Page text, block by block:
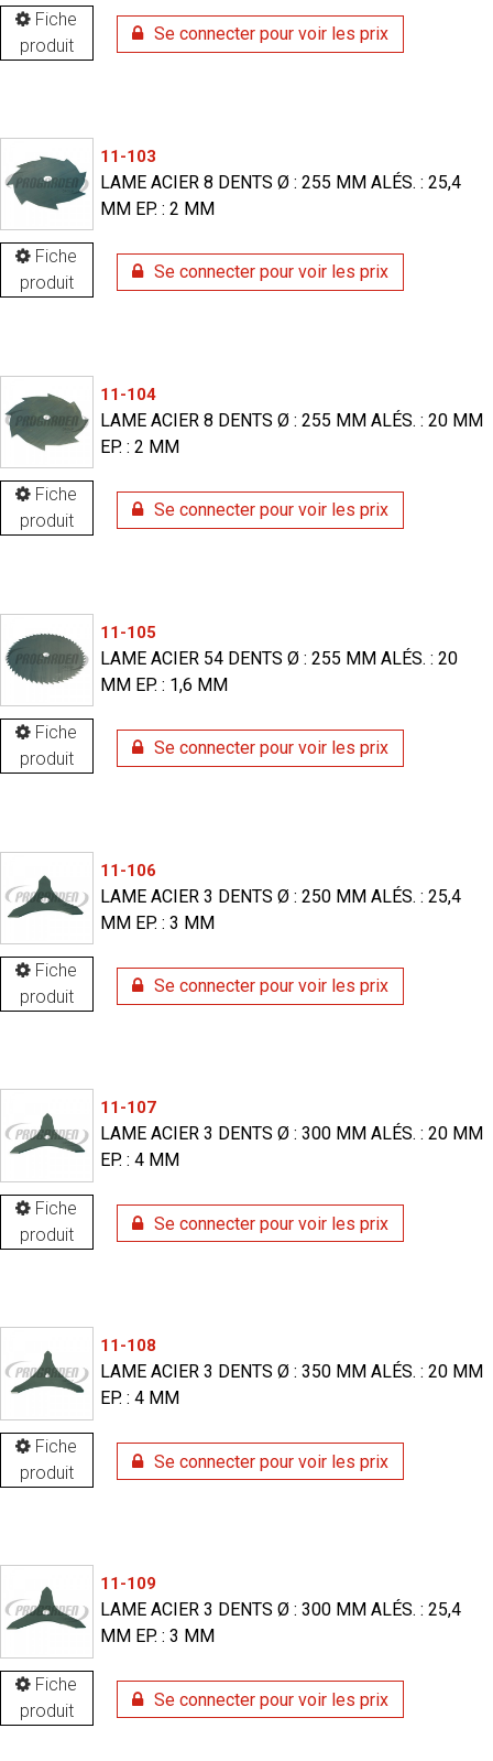
Fiche
produit
Se connecter pour voir les prix
Fiche
produit
11-103
LAME ACIER 8 DENTS Ø : 255 MM ALÉS. : 25,4
MM EP. : 2 MM
Se connecter pour voir les prix
Fiche
produit
11-104
LAME ACIER 8 DENTS Ø : 255 MM ALÉS. : 20 MM
EP. : 2 MM
Se connecter pour voir les prix
Fiche
produit
11-105
LAME ACIER 54 DENTS Ø : 255 MM ALÉS. : 20
MM EP. : 1,6 MM
Se connecter pour voir les prix
Fiche
produit
11-106
LAME ACIER 3 DENTS Ø : 250 MM ALÉS. : 25,4
MM EP. : 3 MM
Se connecter pour voir les prix
Fiche
produit
11-107
LAME ACIER 3 DENTS Ø : 300 MM ALÉS. : 20 MM
EP. : 4 MM
Se connecter pour voir les prix
Fiche
produit
11-108
LAME ACIER 3 DENTS Ø : 350 MM ALÉS. : 20 MM
EP. : 4 MM
Se connecter pour voir les prix
Fiche
produit
11-109
LAME ACIER 3 DENTS Ø : 300 MM ALÉS. : 25,4
MM EP. : 3 MM
Se connecter pour voir les prix